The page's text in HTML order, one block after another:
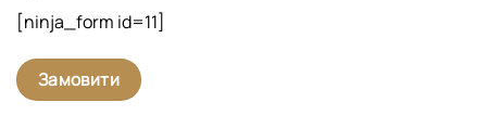
[ninja_form id=11]
Замовити